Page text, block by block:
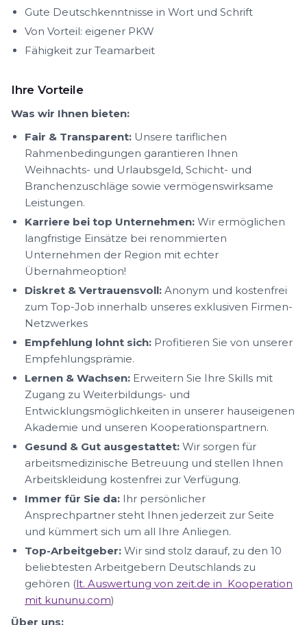
Gute Deutschkenntnisse in Wort und Schrift
Von Vorteil: eigener PKW
Fähigkeit zur Teamarbeit
Ihre Vorteile
Was wir Ihnen bieten:
Fair & Transparent: Unsere tariflichen
Rahmenbedingungen garantieren Ihnen
Weihnachts- und Urlaubsgeld, Schicht- und
Branchenzuschläge sowie vermögenswirksame
Leistungen.
Karriere bei top Unternehmen: Wir ermöglichen
langfristige Einsätze bei renommierten
Unternehmen der Region mit echter
Übernahmeoption!
Diskret & Vertrauensvoll: Anonym und kostenfrei
zum Top-Job innerhalb unseres exklusiven Firmen-
Netzwerkes
Empfehlung lohnt sich: Profitieren Sie von unserer
Empfehlungsprämie.
Lernen & Wachsen: Erweitern Sie Ihre Skills mit
Zugang zu Weiterbildungs- und
Entwicklungsmöglichkeiten in unserer hauseigenen
Akademie und unseren Kooperationspartnern.
Gesund & Gut ausgestattet: Wir sorgen für
arbeitsmedizinische Betreuung und stellen Ihnen
Arbeitskleidung kostenfrei zur Verfügung.
Immer für Sie da: Ihr persönlicher
Ansprechpartner steht Ihnen jederzeit zur Seite
und kümmert sich um all Ihre Anliegen.
Top-Arbeitgeber: Wir sind stolz darauf, zu den 10
beliebtesten Arbeitgebern Deutschlands zu
gehören (lt. Auswertung von zeit.de in Kooperation
mit kununu.com)
Über uns: